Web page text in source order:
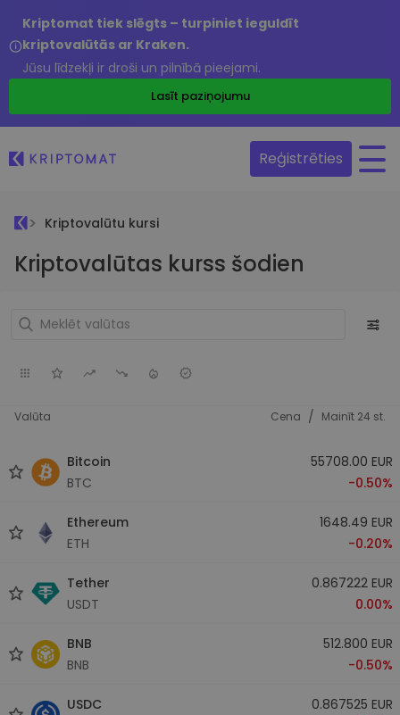
Kriptomat tiek slēgts – turpiniet ieguldīt
kriptovalūtās ar Kraken.
Jūsu līdzekļi ir droši un pilnībā pieejami.
Lasīt paziņojumu
Reģistrēties
Kriptovalūtu kursi
Kriptovalūtas kurss šodien
Valūta Cena / Mainīt 24 st.
Bitcoin
BTC
55708.00 EUR
-0.50%
Ethereum
ETH
1648.49 EUR
-0.20%
Tether
USDT
0.867222 EUR
0.00%
BNB
BNB
512.800 EUR
-0.50%
USDC
0.867525 EUR